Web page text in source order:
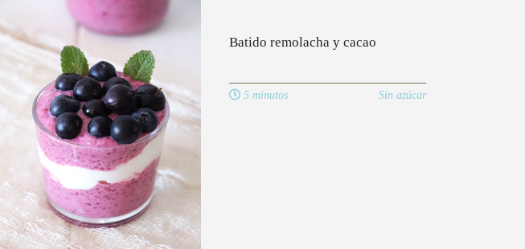
Batido remolacha y cacao
5 minutos Sin azúcar